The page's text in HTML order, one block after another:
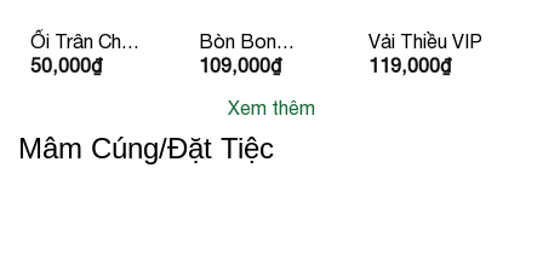
Ổi Trân Châu
Ruột Đỏ
50,000₫
Bòn Bon
Giống Thái
109,000₫
Vải Thiều VIP
119,000₫
Xem thêm
Mâm Cúng/Đặt Tiệc